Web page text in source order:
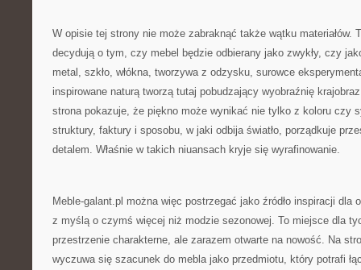
W opisie tej strony nie może zabraknąć także wątku materiałów.
decydują o tym, czy mebel będzie odbierany jako zwykły, czy
metal, szkło, włókna, tworzywa z odzysku, surowce
inspirowane naturą tworzą tutaj pobudzający wyobraźnię
strona pokazuje, że piękno może wynikać nie tylko z koloru czy
struktury, faktury i sposobu, w jaki odbija światło, porządkuje
detalem. Właśnie w takich niuansach kryje się wyrafinowanie.
Meble-galant.pl można więc postrzegać jako źródło inspiracji dla
z myślą o czymś więcej niż modzie sezonowej. To miejsce dla
przestrzenie charakterne, ale zarazem otwarte na nowość. Na
wyczuwa się szacunek do mebla jako przedmiotu, który potrafi